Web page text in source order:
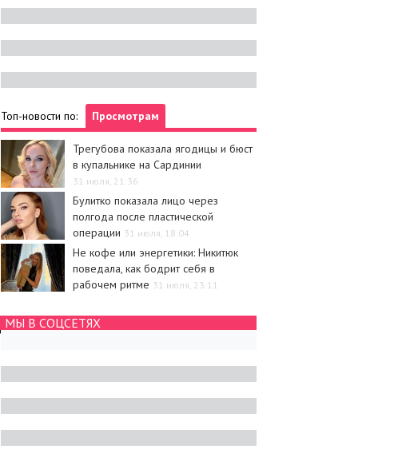
Новости
Бандерас высказался об
отношениях с Гриффит через
Анна Саливанчук показала, как
впервые в жизни занималась
Топ-новости по: Просмотрам
Трегубова показала ягодицы и бюст
в купальнике на Сардинии
31 июля, 21:36
Булитко показала лицо через
полгода после пластической
операции 31 июля, 18:04
Не кофе или энергетики: Никитюк
поведала, как бодрит себя в
рабочем ритме 31 июля, 23:11
МЫ В СОЦСЕТЯХ